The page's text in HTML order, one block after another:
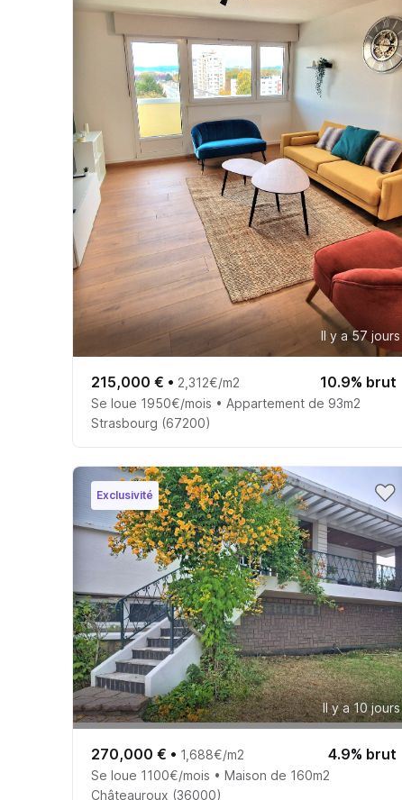
Il y a 57 jours
215,000 € • 2,312€/m2 10.9% brut
Se loue 1950€/mois • Appartement de 93m2
Strasbourg (67200)
Exclusivité
Il y a 10 jours
270,000 € • 1,688€/m2 4.9% brut
Se loue 1100€/mois • Maison de 160m2
Châteauroux (36000)